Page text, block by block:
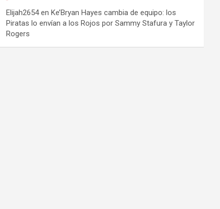
Elijah2654enKe’Bryan Hayes cambia de equipo: los
Piratas lo envían a los Rojos por Sammy Stafura y Taylor
Rogers